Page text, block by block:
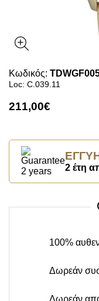
Κωδικός:
Loc: C.039.11
211,00€
2 έτη
100%
Δωρεάν
Δωρεάν